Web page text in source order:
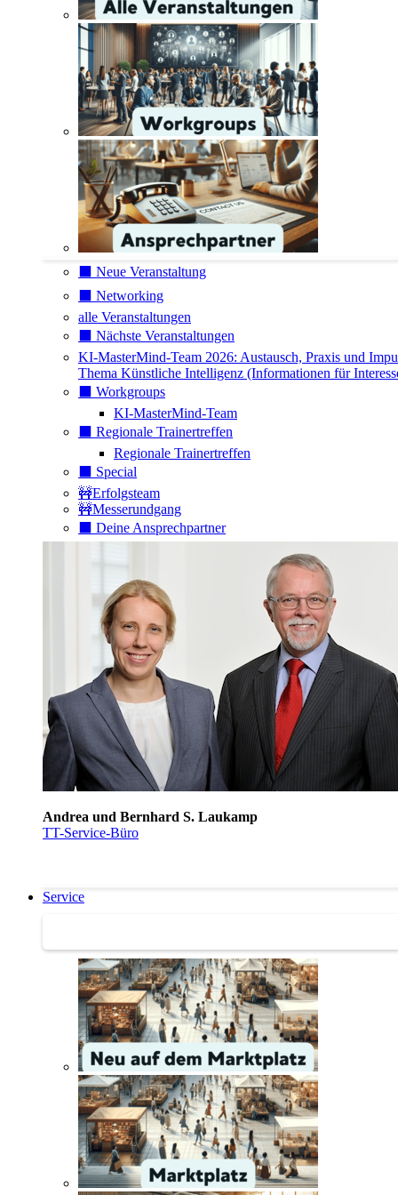
⬛️ Neue Veranstaltung
⬛️ Networking
alle Veranstaltungen
⬛️ Nächste Veranstaltungen
KI-MasterMind-Team 2026: Austausch, Praxis und
Thema Künstliche Intelligenz (Informationen für
⬛️ Workgroups
KI-MasterMind-Team
⬛️ Regionale Trainertreffen
Regionale Trainertreffen
⬛️ Special
🚧Erfolgsteam
🚧Messerundgang
⬛️ Deine Ansprechpartner
Andrea und Bernhard S. Laukamp
TT-Service-Büro
Service